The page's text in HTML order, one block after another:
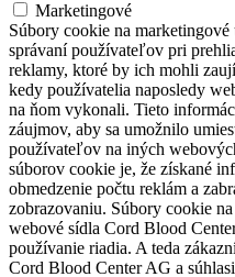
Marketingové
Súbory cookie na
správaní používateľov pri
reklamy, ktoré by ich mohli
kedy používatelia naposledy
na ňom vykonali. Tieto
záujmov, aby sa umožnilo
používateľov na iných
súborov cookie je, že získané
obmedzenie počtu reklám a
zobrazovaniu. Súbory cookie
webové sídla Cord Blood
používanie riadia. A teda
Cord Blood Center AG a